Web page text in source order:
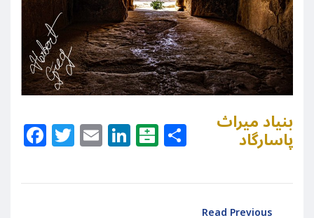
Facebook
Twitter
EmailLinkedIn
Balatarin
Share
بنیاد میراث
پاسارگاد
Read Previous